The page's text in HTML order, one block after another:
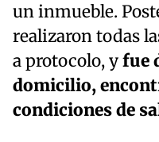
un inmueble.
realizaron todas
a protocolo, yfue
domicilio,
condiciones de